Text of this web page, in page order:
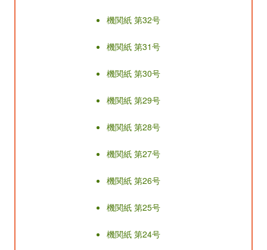
機関紙 第32号
機関紙 第31号
機関紙 第30号
機関紙 第29号
機関紙 第28号
機関紙 第27号
機関紙 第26号
機関紙 第25号
機関紙 第24号